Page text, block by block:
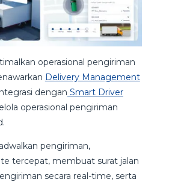
operasional pengiriman
Delivery Management
dengan Smart Driver
operasional pengiriman
pengiriman,
tercepat, membuat surat jalan
secara real-time, serta